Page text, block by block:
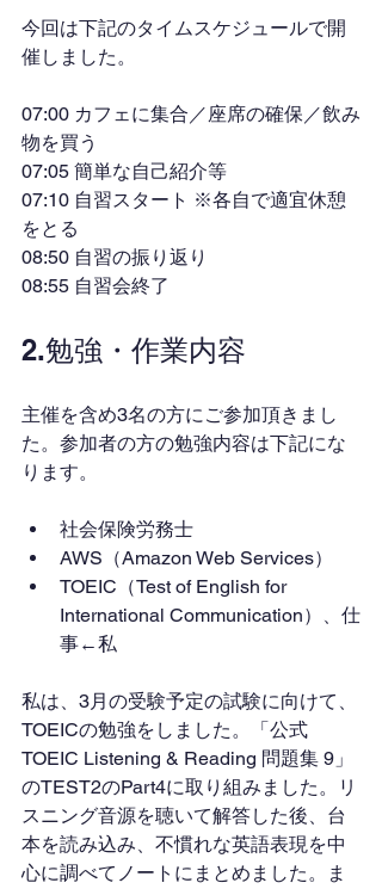
今回は下記のタイムスケジュールで開
催しました。
07:00 カフェに集合／座席の確保／飲み
物を買う
07:05 簡単な自己紹介等
07:10 自習スタート ※各自で適宜休憩
をとる
08:50 自習の振り返り
08:55 自習会終了
2.勉強・作業内容
主催を含め3名の方にご参加頂きまし
た。参加者の方の勉強内容は下記にな
ります。
社会保険労務士
AWS（Amazon Web Services）
TOEIC（Test of English for
International Communication）、仕
事←私
私は、3月の受験予定の試験に向けて、
TOEICの勉強をしました。「公式
TOEIC Listening & Reading 問題集 9」
のTEST2のPart4に取り組みました。リ
スニング音源を聴いて解答した後、台
本を読み込み、不慣れな英語表現を中
心に調べてノートにまとめました。ま